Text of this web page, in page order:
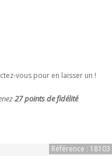
vous pour en laisser un !
27points de fidélité
Référence : 18103